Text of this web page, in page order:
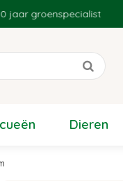
groenspecialist
Dieren